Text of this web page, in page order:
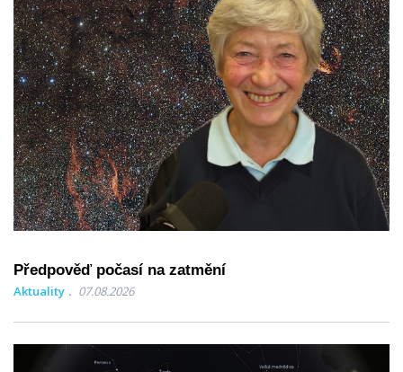
Předpověď počasí na zatmění
Aktuality 07.08.2026